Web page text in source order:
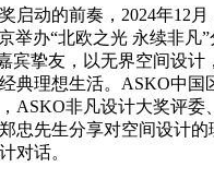
启动的前奏，2024年12
举办“北欧之光 永续非凡
宾挚友，以无界空间设计
典理想生活。ASKO中国
ASKO非凡设计大奖评委
忠先生分享对空间设计的
对话。